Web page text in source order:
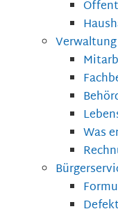
Verwaltung
Was